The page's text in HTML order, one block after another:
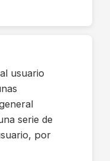
usuario
serie de
por